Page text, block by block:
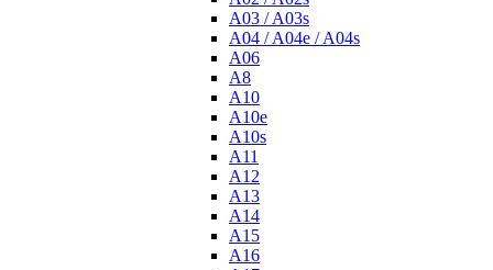
A03 / A03s
A04 / A04e / A04s
A06
A8
A10
A10e
A10s
A11
A12
A13
A14
A15
A16